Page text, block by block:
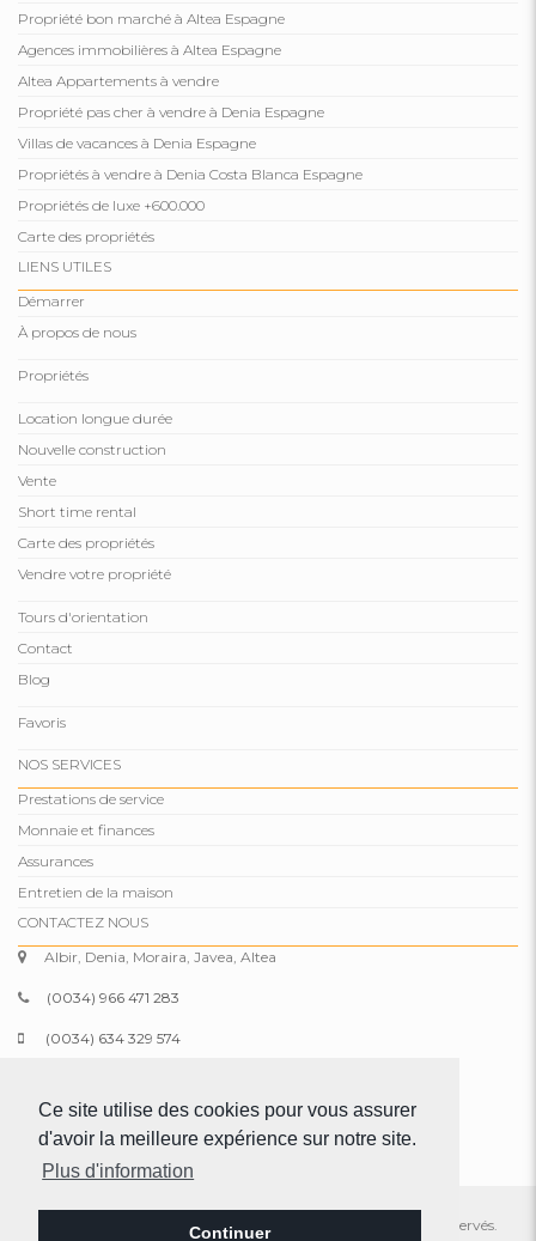
Ce site utilise des cookies pour vous assurer
d'avoir la meilleure expérience sur notre site.
Plus d'information
Continuer
Propriété bon marché à Altea Espagne
Agences immobilières à Altea Espagne
Altea Appartements à vendre
Propriété pas cher à vendre à Denia Espagne
Villas de vacances à Denia Espagne
Propriétés à vendre à Denia Costa Blanca Espagne
Propriétés de luxe +600.000
Carte des propriétés
LIENS UTILES
Démarrer
À propos de nous
Propriétés
Location longue durée
Nouvelle construction
Vente
Short time rental
Carte des propriétés
Vendre votre propriété
Tours d'orientation
Contact
Blog
Favoris
NOS SERVICES
Prestations de service
Monnaie et finances
Assurances
Entretien de la maison
CONTACTEZ NOUS
Albir, Denia, Moraira, Javea, Altea
(0034) 966 471 283
(0034) 634 329 574
www.comparepropertiesspain.com
© 2026 Compare Properties Spain S.L. Tous les droits sont réservés.